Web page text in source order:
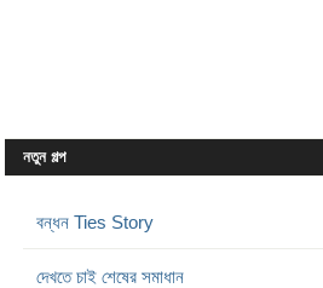
নতুন গল্প
বন্ধন Ties Story
দেখতে চাই শেষের সমাধান